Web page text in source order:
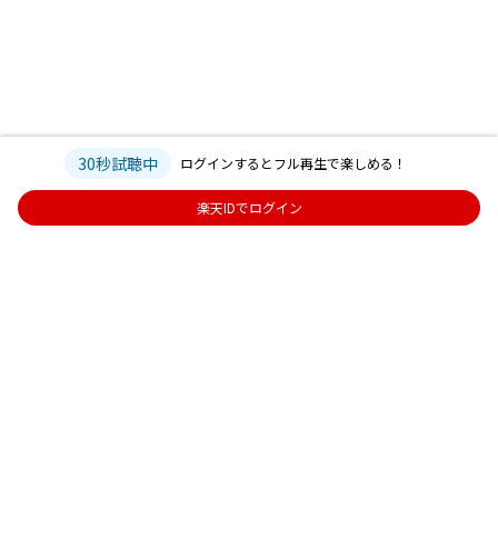
30秒試聴中 ログインするとフル再生で楽しめる！
楽天IDでログイン